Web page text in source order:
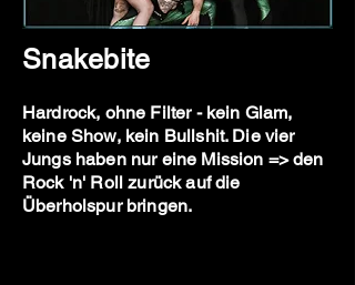
Snakebite
Hardrock, ohne Filter - kein Glam,
keine Show, kein Bullshit. Die vier
Jungs haben nur eine Mission => den
Rock 'n' Roll zurück auf die
Überholspur bringen.